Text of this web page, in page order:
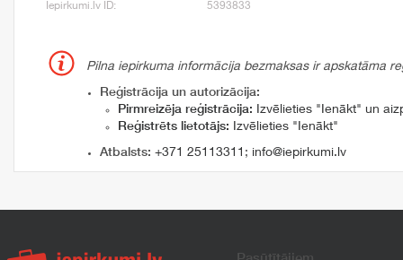
Iepirkumi.lv ID: 5393833
Pilna iepirkuma informācija bezmaksas ir apskatāma
Reģistrācija un autorizācija:
Pirmreizēja reģistrācija: Izvēlieties "Ienākt" un
Reģistrēts lietotājs: Izvēlieties "Ienākt"
Atbalsts: +371 25113311 ; info@iepirkumi.lv